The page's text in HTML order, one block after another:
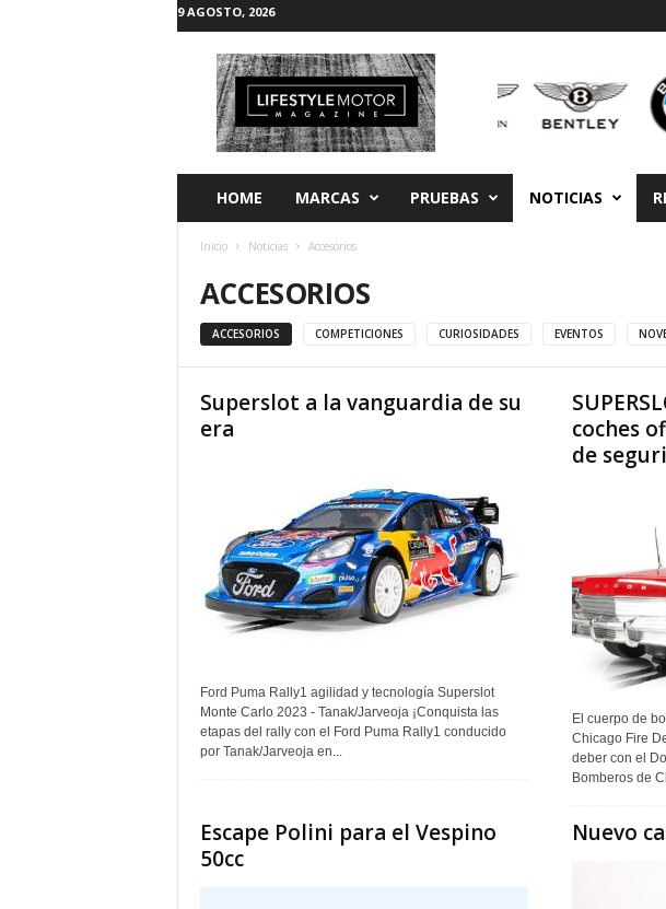
9 AGOSTO, 2026
HOME MARCAS PRUEBAS NOTICIAS
Inicio Noticias Accesorios
ACCESORIOS
ACCESORIOS COMPETICIONES CURIOSIDADES EVENTOS
Superslot a la vanguardia de su
era
Ford Puma Rally1 agilidad y tecnología Superslot
Monte Carlo 2023 - Tanak/Jarveoja ¡Conquista las
etapas del rally con el Ford Puma Rally1 conducido
por Tanak/Jarveoja en...
coches
de
El cuerpo de
Chicago Fire
deber con el
Bomberos de
Escape Polini para el Vespino
50cc
Nuevo